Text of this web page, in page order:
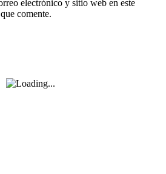
electrónico y sitio web en este
comente.